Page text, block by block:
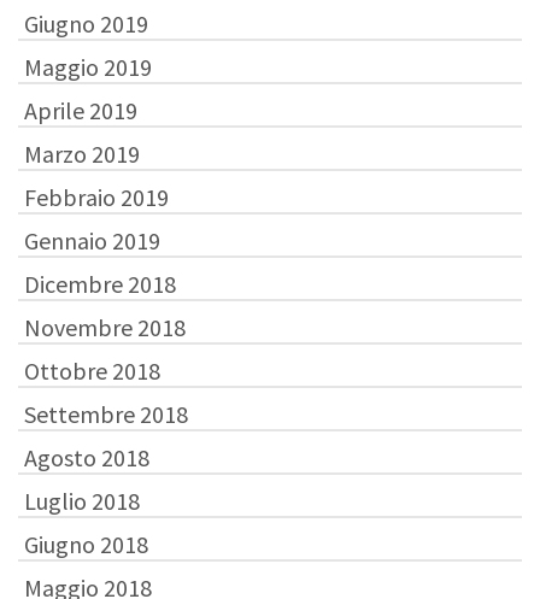
Giugno 2019
Maggio 2019
Aprile 2019
Marzo 2019
Febbraio 2019
Gennaio 2019
Dicembre 2018
Novembre 2018
Ottobre 2018
Settembre 2018
Agosto 2018
Luglio 2018
Giugno 2018
Maggio 2018